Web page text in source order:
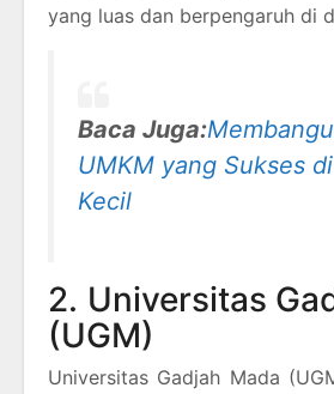
yang luas dan berpengaruh di
Baca Juga:
UMKM yang Sukses
Kecil
2. Universitas
(UGM)
Universitas Gadjah Mada